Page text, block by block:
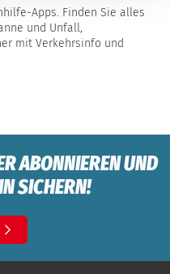
Apps. Finden Sie alles
und Unfall,
mit Verkehrsinfo und
ABONNIEREN UND
SICHERN!